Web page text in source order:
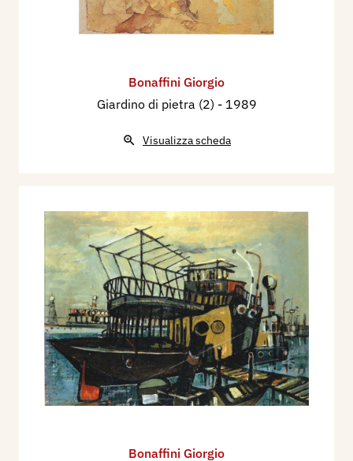
Bonaffini Giorgio
Giardino di pietra (2) - 1989
Visualizza scheda
Bonaffini Giorgio